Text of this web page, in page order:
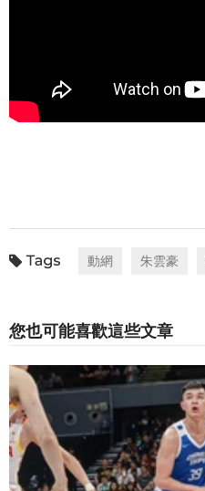
動網 朱雲豪
您也可能喜歡這些文章